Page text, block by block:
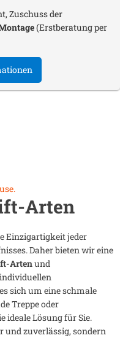
Zuschuss der
(Erstberatung per
Arten
Einzigartigkeit jeder
Daher bieten wir eine
Artenund
sich um eine schmale
Treppe oder
ideale Lösung für Sie.
und zuverlässig, sondern